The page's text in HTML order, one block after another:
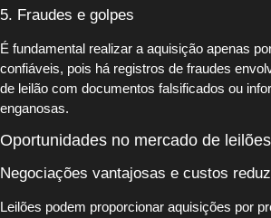
5. Fraudes e golpes
É fundamental realizar a aquisição apenas
confiáveis, pois há registros de fraudes
de leilão com documentos falsificados ou
enganosas.
Oportunidades no mercado de
Negociações vantajosas e custos
Leilões podem proporcionar aquisições por